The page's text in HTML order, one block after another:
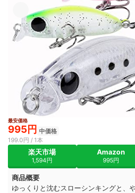
最安価格
995円 中価格
199.0円 / 1本
楽天市場
1,594円
Amazon
995円
商品概要
ゆっくりと沈むスローシンキングと、